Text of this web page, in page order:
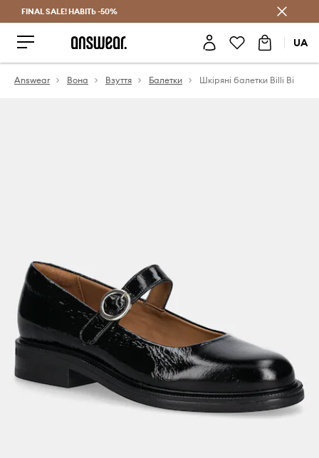
Заощаджуй з Answear Club
FINAL SALE! НАВІТЬ -50%
UA
Answear Вона Взуття Балетки Шкіряні балетки Billi Bi